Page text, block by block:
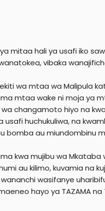
mitaa hali ya usafi iko
vibaka
wa mtaa wa Malipula
mtaa wake ni moja ya
changamoto hiyo na
usafi huchukuliwa, na
bomba au miundombinu
kwa mujibu wa Mkataba
au kilimo, kuvamia na
wasifanye
hayo ya TAZAMA na